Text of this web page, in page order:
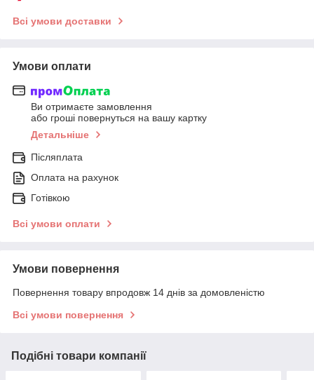
Всі умови доставки
Умови оплати
Ви отримаєте замовлення
або гроші повернуться на вашу картку
Детальніше
Післяплата
Оплата на рахунок
Готівкою
Всі умови оплати
Умови повернення
Повернення товару впродовж 14 днів за домовленістю
Всі умови повернення
Подібні товари компанії